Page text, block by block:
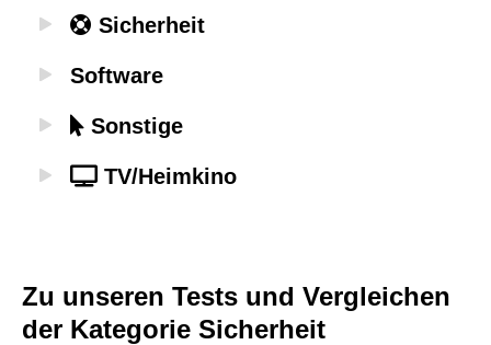
Sicherheit
Software
Sonstige
TV/Heimkino
Zu unseren Tests und Vergleichen
der Kategorie Sicherheit